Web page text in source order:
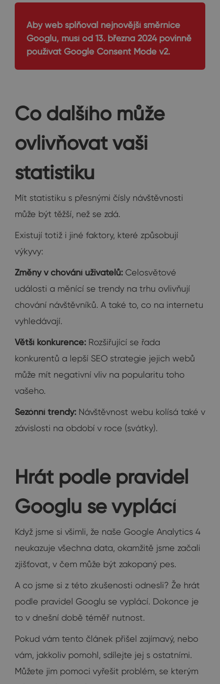
Aby web splňoval nejnovější směrnice
Googlu, musí od 13. března 2024 povinně
používat Google Consent Mode v2.
Co dalšího může
ovlivňovat vaši
statistiku
Mít statistiku s přesnými čísly návštěvnosti
může být těžší, než se zdá.
Existují totiž i jiné faktory, které způsobují
výkyvy:
Změny v chování uživatelů: Celosvětové
události a měnící se trendy na trhu ovlivňují
chování návštěvníků. A také to, co na internetu
vyhledávají.
Větší konkurence: Rozšiřující se řada
konkurentů a lepší SEO strategie jejich webů
může mít negativní vliv na popularitu toho
vašeho.
Sezónní trendy: Návštěvnost webu kolísá také v
závislosti na období v roce (svátky).
Hrát podle pravidel
Googlu se vyplácí
Když jsme si všimli, že naše Google Analytics 4
neukazuje všechna data, okamžitě jsme začali
zjišťovat, v čem může být zakopaný pes.
A co jsme si z této zkušenosti odnesli? Že hrát
podle pravidel Googlu se vyplácí. Dokonce je
to v dnešní době téměř nutnost.
Pokud vám tento článek přišel zajímavý, nebo
vám, jakkoliv pomohl, sdílejte jej s ostatními.
Můžete jim pomoci vyřešit problém, se kterým